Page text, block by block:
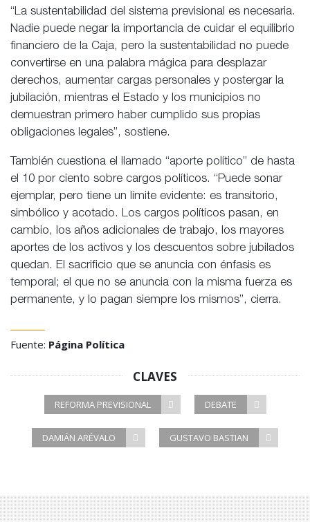
“La sustentabilidad del sistema previsional es necesaria.
Nadie puede negar la importancia de cuidar el equilibrio
financiero de la Caja, pero la sustentabilidad no puede
convertirse en una palabra mágica para desplazar
derechos, aumentar cargas personales y postergar la
jubilación, mientras el Estado y los municipios no
demuestran primero haber cumplido sus propias
obligaciones legales”, sostiene.
También cuestiona el llamado “aporte político” de hasta
el 10 por ciento sobre cargos políticos. “Puede sonar
ejemplar, pero tiene un límite evidente: es transitorio,
simbólico y acotado. Los cargos políticos pasan, en
cambio, los años adicionales de trabajo, los mayores
aportes de los activos y los descuentos sobre jubilados
quedan. El sacrificio que se anuncia con énfasis es
temporal; el que no se anuncia con la misma fuerza es
permanente, y lo pagan siempre los mismos”, cierra.
Fuente: Página Política
CLAVES
REFORMA PREVISIONAL DEBATE
DAMIÁN ARÉVALO GUSTAVO BASTIAN